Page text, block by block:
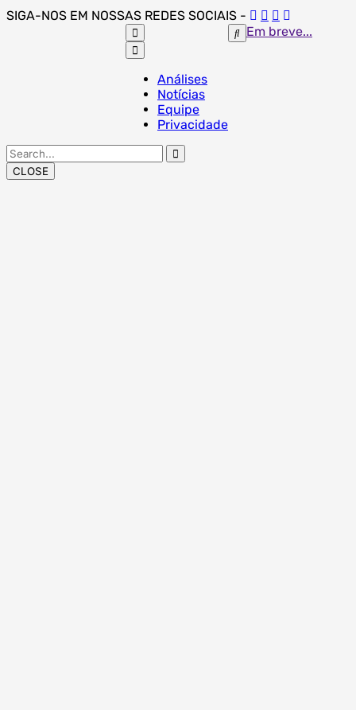
Skip
SIGA-NOS EM NOSSAS REDES SOCIAIS -
Análises
Notícias
Equipe
Privacidade
Em breve...
Search
for:
CLOSE